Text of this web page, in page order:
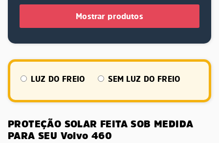
Mostrar produtos
LUZ DO FREIO SEM LUZ DO FREIO
PROTEÇÃO SOLAR FEITA SOB MEDIDA
PARA SEU Volvo 460